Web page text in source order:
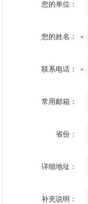
您的单位：
您的姓名：
联系电话：
常用邮箱：
省份：
详细地址：
补充说明：